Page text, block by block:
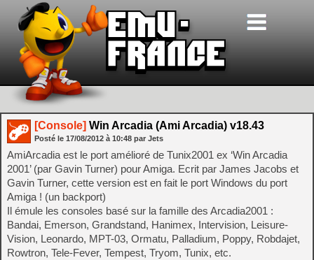
[Console] Win Arcadia (Ami Arcadia) v18.43
Posté le 17/08/2012 à 10:48 par Jets
AmiArcadia est le port amélioré de Tunix2001 ex ‘Win Arcadia
2001’ (par Gavin Turner) pour Amiga. Ecrit par James Jacobs et
Gavin Turner, cette version est en fait le port Windows du port
Amiga ! (un backport)
Il émule les consoles basé sur la famille des Arcadia2001 :
Bandai, Emerson, Grandstand, Hanimex, Intervision, Leisure-
Vision, Leonardo, MPT-03, Ormatu, Palladium, Poppy, Robdajet,
Rowtron, Tele-Fever, Tempest, Tryom, Tunix, etc.